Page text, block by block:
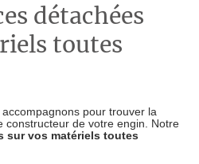
détachées
toutes
pour trouver la
constructeur de votre engin. Notre
sur vos matériels toutes